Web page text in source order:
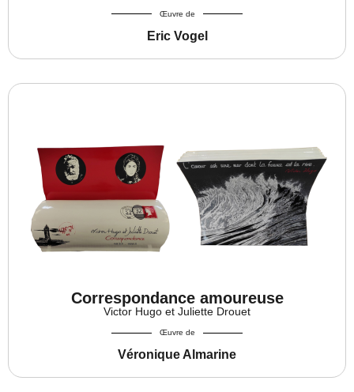
Œuvre de
Eric Vogel
Correspondance amoureuse
Victor Hugo et Juliette Drouet
Œuvre de
Véronique Almarine